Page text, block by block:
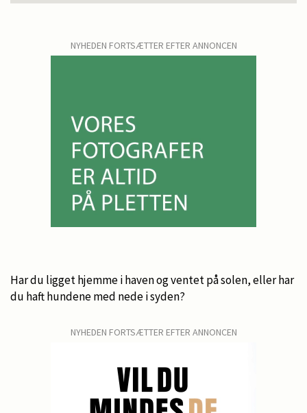
NYHEDEN FORTSÆTTER EFTER ANNONCEN
Har du ligget hjemme i haven og ventet på solen, eller har
du haft hundene med nede i syden?
NYHEDEN FORTSÆTTER EFTER ANNONCEN